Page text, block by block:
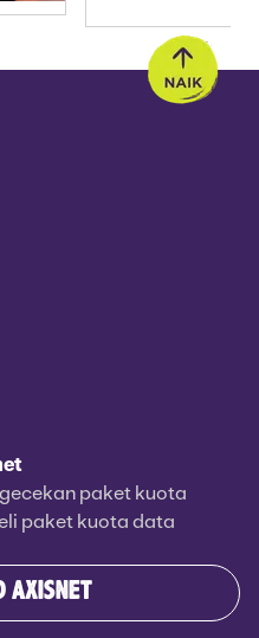
paket kuota
paket kuota data
AXISNET